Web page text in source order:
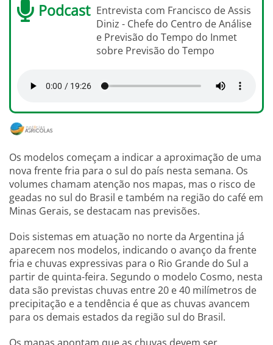
Podcast Entrevista com Francisco de Assis
Diniz - Chefe do Centro de Análise
e Previsão do Tempo do Inmet
sobre Previsão do Tempo
Os modelos começam a indicar a aproximação de uma
nova frente fria para o sul do país nesta semana. Os
volumes chamam atenção nos mapas, mas o risco de
geadas no sul do Brasil e também na região do café em
Minas Gerais, se destacam nas previsões.
Dois sistemas em atuação no norte da Argentina já
aparecem nos modelos, indicando o avanço da frente
fria e chuvas expressivas para o Rio Grande do Sul a
partir de quinta-feira. Segundo o modelo Cosmo, nesta
data são previstas chuvas entre 20 e 40 milímetros de
precipitação e a tendência é que as chuvas avancem
para os demais estados da região sul do Brasil.